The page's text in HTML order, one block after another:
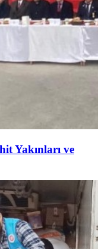
Yakınları ve